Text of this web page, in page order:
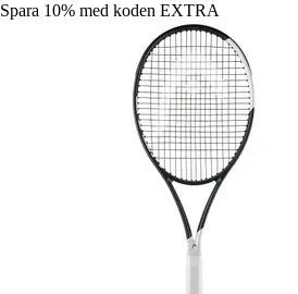
Spara 10% med koden EXTRA